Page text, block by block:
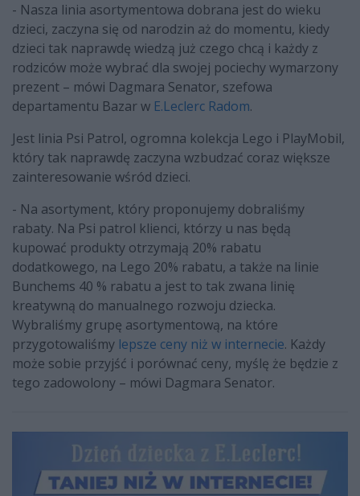
- Nasza linia asortymentowa dobrana jest do wieku
dzieci, zaczyna się od narodzin aż do momentu, kiedy
dzieci tak naprawdę wiedzą już czego chcą i każdy z
rodziców może wybrać dla swojej pociechy wymarzony
prezent – mówi Dagmara Senator, szefowa
departamentu Bazar w E.Leclerc Radom.
Jest linia Psi Patrol, ogromna kolekcja Lego i PlayMobil,
który tak naprawdę zaczyna wzbudzać coraz większe
zainteresowanie wśród dzieci.
- Na asortyment, który proponujemy dobraliśmy
rabaty. Na Psi patrol klienci, którzy u nas będą
kupować produkty otrzymają 20% rabatu
dodatkowego, na Lego 20% rabatu, a także na linie
Bunchems 40 % rabatu a jest to tak zwana linię
kreatywną do manualnego rozwoju dziecka.
Wybraliśmy grupę asortymentową, na które
przygotowaliśmy lepsze ceny niż w internecie. Każdy
może sobie przyjść i porównać ceny, myślę że będzie z
tego zadowolony – mówi Dagmara Senator.